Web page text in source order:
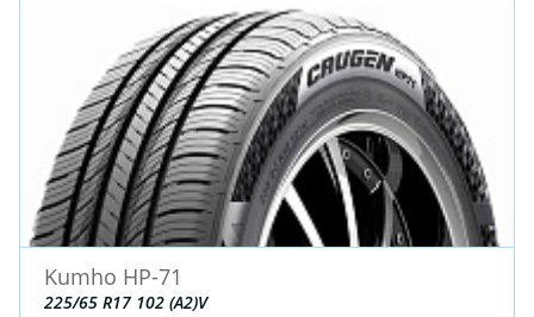
ЛИТЫЕ
ШТАМПОВАНЫЕ
ДЛЯ ГРУЗОВЫХ АВТО
ДЛЯ ГРУЗОВЫХ АВТО
ДЛЯ ЛЕГКОВЫХ АВТО
ШИНЫ
ДИСКИ
Kumho HP-71
225/65 R17 102 (A2)V